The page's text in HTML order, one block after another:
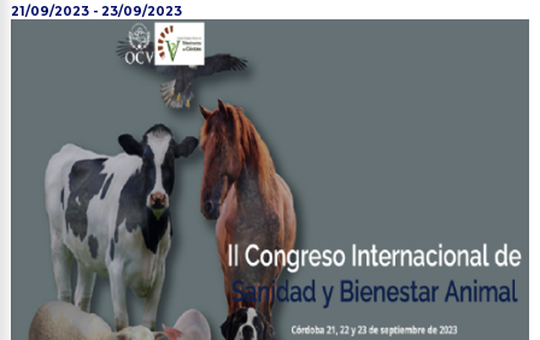
21/09/2023 - 23/09/2023